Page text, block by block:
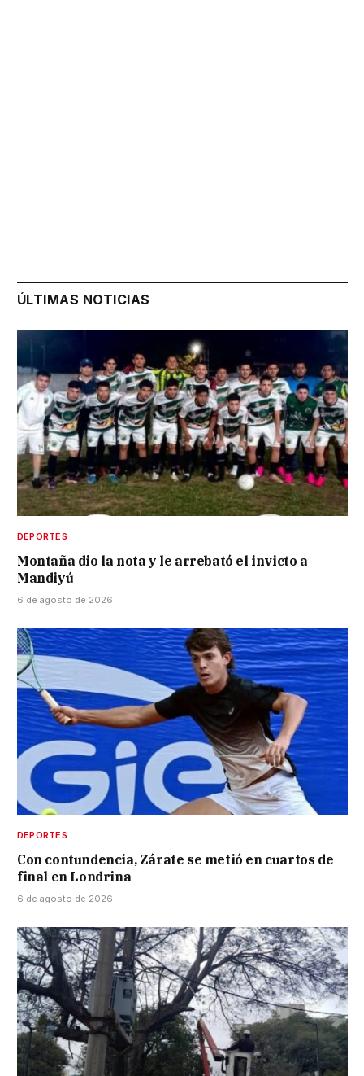
ÚLTIMAS NOTICIAS
DEPORTES
Montaña dio la nota y le arrebató el invicto a
Mandiyú
6 de agosto de 2026
DEPORTES
Con contundencia, Zárate se metió en cuartos de
final en Londrina
6 de agosto de 2026